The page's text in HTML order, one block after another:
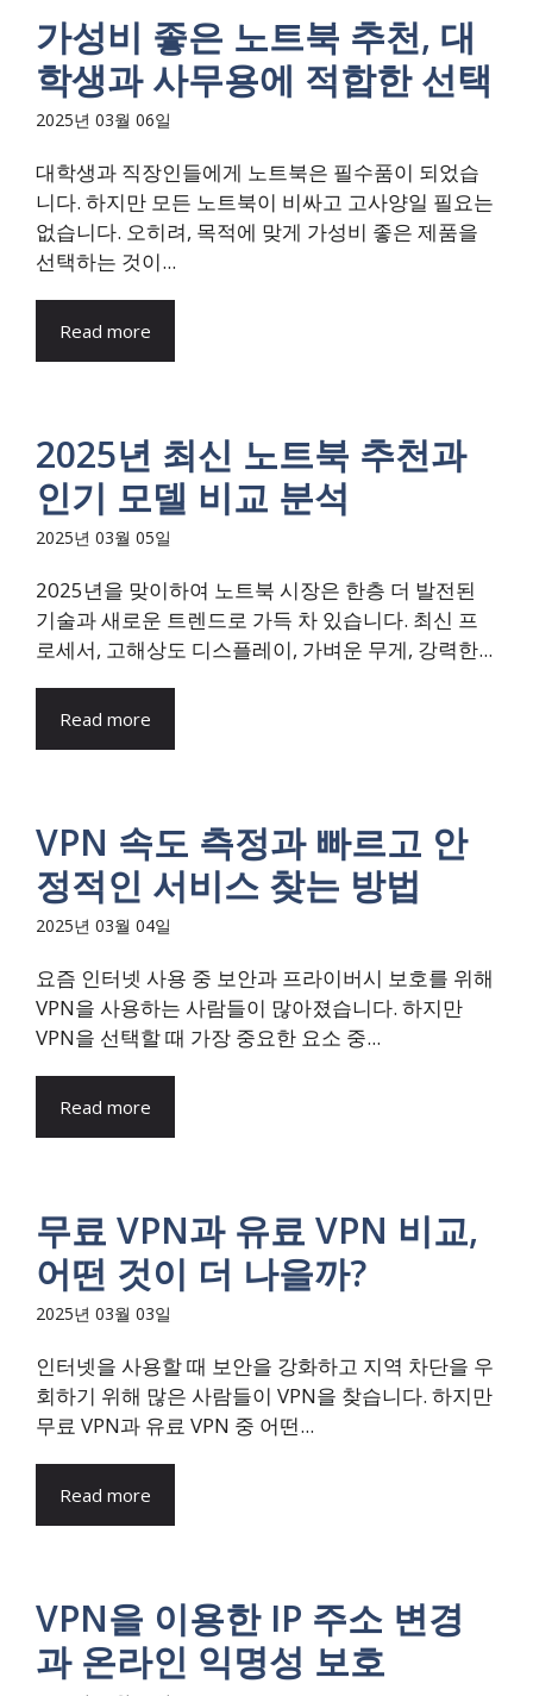
가성비 좋은 노트북 추천, 대
학생과 사무용에 적합한 선택
2025년 03월 06일
대학생과 직장인들에게 노트북은 필수품이 되었습
니다. 하지만 모든 노트북이 비싸고 고사양일 필요는
없습니다. 오히려, 목적에 맞게 가성비 좋은 제품을
선택하는 것이...
Read more
2025년 최신 노트북 추천과
인기 모델 비교 분석
2025년 03월 05일
2025년을 맞이하여 노트북 시장은 한층 더 발전된
기술과 새로운 트렌드로 가득 차 있습니다. 최신 프
로세서, 고해상도 디스플레이, 가벼운 무게, 강력한...
Read more
VPN 속도 측정과 빠르고 안
정적인 서비스 찾는 방법
2025년 03월 04일
요즘 인터넷 사용 중 보안과 프라이버시 보호를 위해
VPN을 사용하는 사람들이 많아졌습니다. 하지만
VPN을 선택할 때 가장 중요한 요소 중...
Read more
무료 VPN과 유료 VPN 비교,
어떤 것이 더 나을까?
2025년 03월 03일
인터넷을 사용할 때 보안을 강화하고 지역 차단을 우
회하기 위해 많은 사람들이 VPN을 찾습니다. 하지만
무료 VPN과 유료 VPN 중 어떤...
Read more
VPN을 이용한 IP 주소 변경
과 온라인 익명성 보호